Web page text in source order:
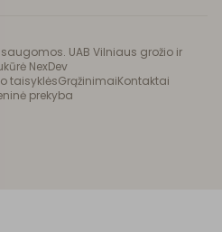
UAB Vilniaus grožio ir
NexDev
taisyklėsGrąžinimaiKontaktai
prekyba